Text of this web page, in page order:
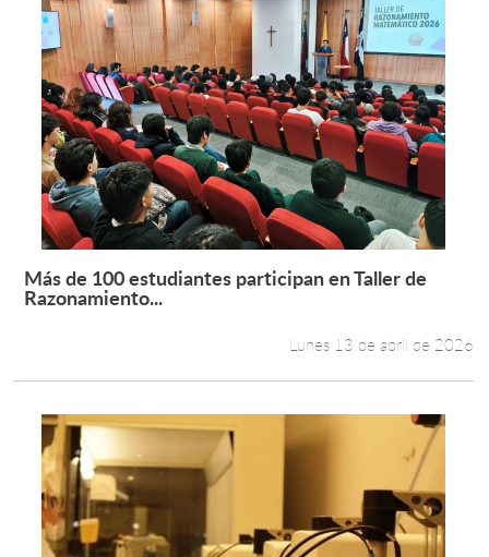
Leer más +
Más de 100 estudiantes participan en Taller de
Razonamiento...
Lunes 13 de abril de 2026